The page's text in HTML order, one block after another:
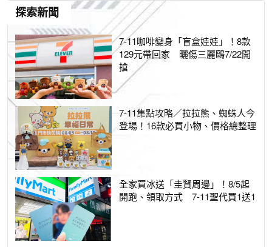
探索新聞
7-11咖啡變身「盲盒娃娃」！8款
129元帶回家 曬傷三麗鷗7/22開
搶
7-11集點攻略／拉拉熊、蜘蛛人今
登場！16款必買小物、價格總整理
全家買冰送「圭賢周邊」！8/5起
開跑、領取方式 7-11聖代買1送1